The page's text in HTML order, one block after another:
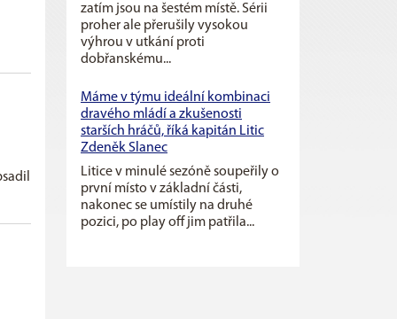
zatím jsou na šestém místě. Sérii
proher ale přerušily vysokou
výhrou v utkání proti
dobřanskému...
Máme v týmu ideální kombinaci
dravého mládí a zkušenosti
starších hráčů, říká kapitán Litic
Zdeněk Slanec
Litice v minulé sezóně soupeřily o
první místo v základní části,
nakonec se umístily na druhé
pozici, po play off jim patřila...